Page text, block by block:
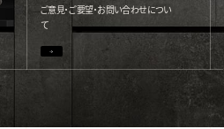
ご意見・ご要望・お問い合わせについ
て